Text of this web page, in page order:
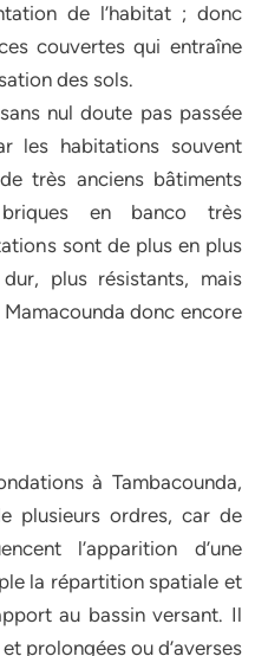
de l’habitat ; donc
couvertes qui entraîne
des sols.
nul doute pas passée
les habitations souvent
très anciens bâtiments
en banco très
sont de plus en plus
plus résistants, mais
donc encore
à Tambacounda,
plusieurs ordres, car de
l’apparition d’une
la répartition spatiale et
au bassin versant. Il
prolongées ou d’averses